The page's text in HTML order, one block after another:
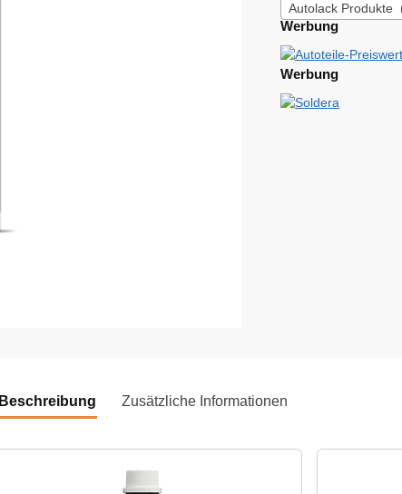
Autolack Produkte
Werbung
Werbung
Beschreibung Zusätzliche Informationen